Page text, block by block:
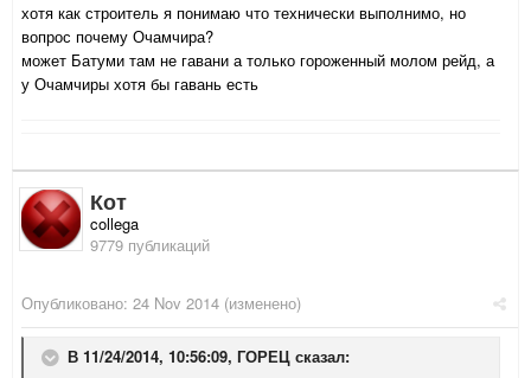
хотя как строитель я понимаю что технически выполнимо, но
вопрос почему Очамчира?
может Батуми там не гавани а только гороженный молом рейд, а
у Очамчиры хотя бы гавань есть
Кот
collega
9779 публикаций
Опубликовано: 24 Nov 2014 (изменено)
В 11/24/2014, 10:56:09, ГОРЕЦ сказал: